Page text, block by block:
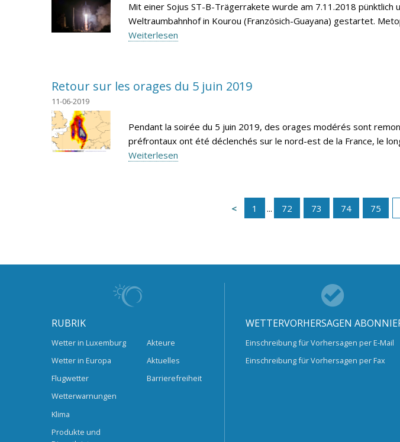
Mit einer Sojus ST-B-Trägerrakete wurde am 7.11.2018
Weltraumbahnhof in Kourou (Französich-Guayana) gestartet.
Weiterlesen
Retour sur les orages du 5 juin 2019
11-06-2019
Pendant la soirée du 5 juin 2019, des orages modérés sont
préfrontaux ont été déclenchés sur le nord-est de la France, le
Weiterlesen
1 ... 72 73 74 75
RUBRIK
Wetter in Luxemburg
Wetter in Europa
Flugwetter
Wetterwarnungen
Klima
Produkte und
Akteure
Aktuelles
Barrierefreiheit
WETTERVORHERSAGEN
Einschreibung für Vorhersagen per E-Mail
Einschreibung für Vorhersagen per Fax